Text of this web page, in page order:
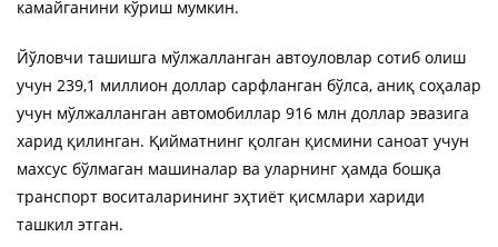
камайганини кўриш мумкин.
Йўловчи ташишга мўлжалланган автоуловлар сотиб олиш
учун 239,1 миллион доллар сарфланган бўлса, аниқ соҳалар
учун мўлжалланган автомобиллар 916 млн доллар эвазига
харид қилинган. Қийматнинг қолган қисмини саноат учун
махсус бўлмаган машиналар ва уларнинг ҳамда бошқа
транспорт воситаларининг эҳтиёт қисмлари хариди
ташкил этган.